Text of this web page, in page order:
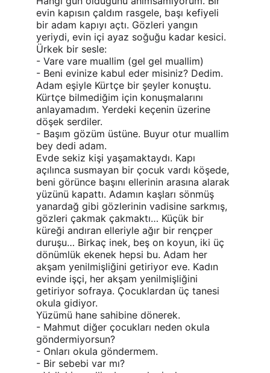
evin kapısın çaldım rasgele, başı kefiyeli
bir adam kapıyı açtı. Gözleri yangın
yeriydi, evin içi ayaz soğuğu kadar kesici.
Ürkek bir sesle:
- Vare vare muallim (gel gel muallim)
- Beni evinize kabul eder misiniz? Dedim.
Adam eşiyle Kürtçe bir şeyler konuştu.
Kürtçe bilmediğim için konuşmalarını
anlayamadım. Yerdeki keçenin üzerine
döşek serdiler.
- Başım gözüm üstüne. Buyur otur muallim
bey dedi adam.
Evde sekiz kişi yaşamaktaydı. Kapı
açılınca susmayan bir çocuk vardı köşede,
beni görünce başını ellerinin arasına alarak
yüzünü kapattı. Adamın kaşları sönmüş
yanardağ gibi gözlerinin vadisine sarkmış,
gözleri çakmak çakmaktı… Küçük bir
küreği andıran elleriyle ağır bir rençper
duruşu… Birkaç inek, beş on koyun, iki üç
dönümlük ekenek hepsi bu. Adam her
akşam yenilmişliğini getiriyor eve. Kadın
evinde işçi, her akşam yenilmişliğini
getiriyor sofraya. Çocuklardan üç tanesi
okula gidiyor.
Yüzümü hane sahibine dönerek.
- Mahmut diğer çocukları neden okula
göndermiyorsun?
- Onları okula göndermem.
- Bir sebebi var mı?